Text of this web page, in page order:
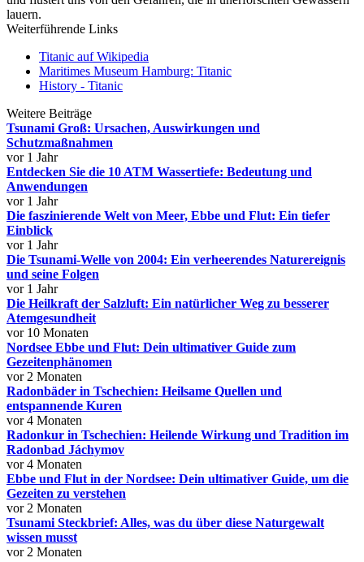
lauern.
Weiterführende Links
Titanic auf Wikipedia
Maritimes Museum Hamburg: Titanic
History - Titanic
Weitere Beiträge
Tsunami Groß: Ursachen, Auswirkungen und
Schutzmaßnahmen
vor 1 Jahr
Entdecken Sie die 10 ATM Wassertiefe: Bedeutung und
Anwendungen
vor 1 Jahr
Die faszinierende Welt von Meer, Ebbe und Flut: Ein tiefer
Einblick
vor 1 Jahr
Die Tsunami-Welle von 2004: Ein verheerendes Naturereignis
und seine Folgen
vor 1 Jahr
Die Heilkraft der Salzluft: Ein natürlicher Weg zu besserer
Atemgesundheit
vor 10 Monaten
Nordsee Ebbe und Flut: Dein ultimativer Guide zum
Gezeitenphänomen
vor 2 Monaten
Radonbäder in Tschechien: Heilsame Quellen und
entspannende Kuren
vor 4 Monaten
Radonkur in Tschechien: Heilende Wirkung und Tradition im
Radonbad Jáchymov
vor 4 Monaten
Ebbe und Flut in der Nordsee: Dein ultimativer Guide, um die
Gezeiten zu verstehen
vor 2 Monaten
Tsunami Steckbrief: Alles, was du über diese Naturgewalt
wissen musst
vor 2 Monaten